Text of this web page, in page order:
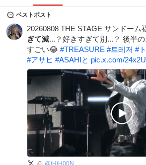
ベストポスト
20260808 THE STAGE サンドーム
ぎて滅...？好きすぎて別...？ 後半
すごい😂 #TREASURE #트레저 #
#アサヒ #ASAHIと pic.x.com/
🍮 @jHjH00N